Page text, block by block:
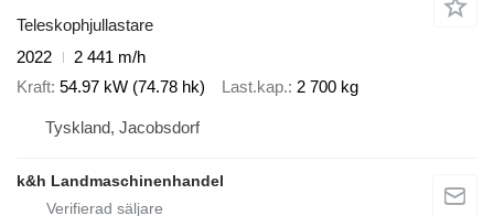
Teleskophjullastare
2022
2 441 m/h
Kraft 54.97 kW (74.78 hk) Last.kap. 2 700 kg
Tyskland, Jacobsdorf
k&h Landmaschinenhandel